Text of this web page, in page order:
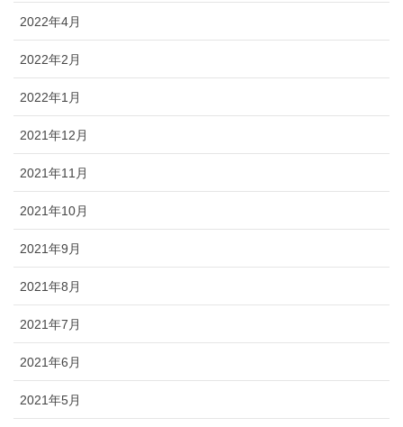
2022年4月
2022年2月
2022年1月
2021年12月
2021年11月
2021年10月
2021年9月
2021年8月
2021年7月
2021年6月
2021年5月